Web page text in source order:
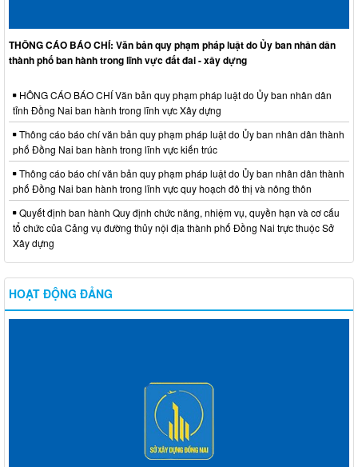
THÔNG CÁO BÁO CHÍ: Văn bản quy phạm pháp luật do Ủy ban nhân dân
thành phố ban hành trong lĩnh vực đất đai - xây dựng
HÔNG CÁO BÁO CHÍ Văn bản quy phạm pháp luật do Ủy ban nhân dân
tỉnh Đồng Nai ban hành trong lĩnh vực Xây dựng
Thông cáo báo chí văn bản quy phạm pháp luật do Ủy ban nhân dân thành
phố Đồng Nai ban hành trong lĩnh vực kiến trúc
Thông cáo báo chí văn bản quy phạm pháp luật do Ủy ban nhân dân thành
phố Đồng Nai ban hành trong lĩnh vực quy hoạch đô thị và nông thôn
Quyết định ban hành Quy định chức năng, nhiệm vụ, quyền hạn và cơ cấu
tổ chức của Cảng vụ đường thủy nội địa thành phố Đồng Nai trực thuộc Sở
Xây dựng
HOẠT ĐỘNG ĐẢNG